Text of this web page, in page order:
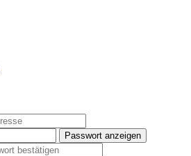
Passwort anzeigen